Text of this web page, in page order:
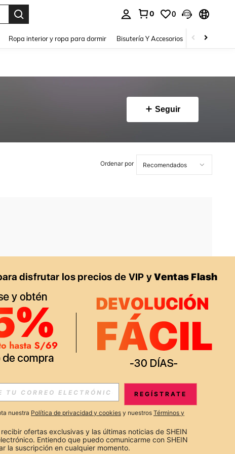
0 0
Ropa interior y ropa para dormir Bisutería Y Accesorios Zapatos
Seguir
Ordenar por
APP
EXCLUSIVAS, PROMOCIONES Y NOTICIAS DE SHEIN
Suscribir
REGÍSTRATE
nuestra Política de privacidad y cookies y nuestros Términos y
ofertas exclusivas y las últimas noticias de SHEIN
Entiendo que puedo comunicarme con SHEIN
la suscripción en cualquier momento.